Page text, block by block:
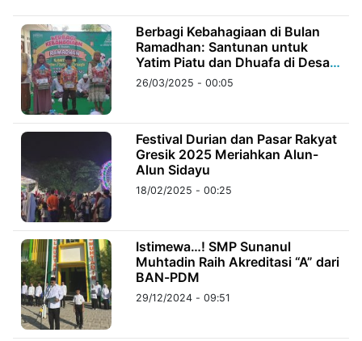
Kabarbaru
Kabarbaru.co
2026
PT.
Kabarbaru
Media
Holding
Berbagi Kebahagiaan di Bulan
Ramadhan: Santunan untuk
Yatim Piatu dan Dhuafa di Desa
Wadeng
26/03/2025 - 00:05
Festival Durian dan Pasar Rakyat
Gresik 2025 Meriahkan Alun-
Alun Sidayu
18/02/2025 - 00:25
Istimewa…! SMP Sunanul
Muhtadin Raih Akreditasi “A” dari
BAN-PDM
29/12/2024 - 09:51